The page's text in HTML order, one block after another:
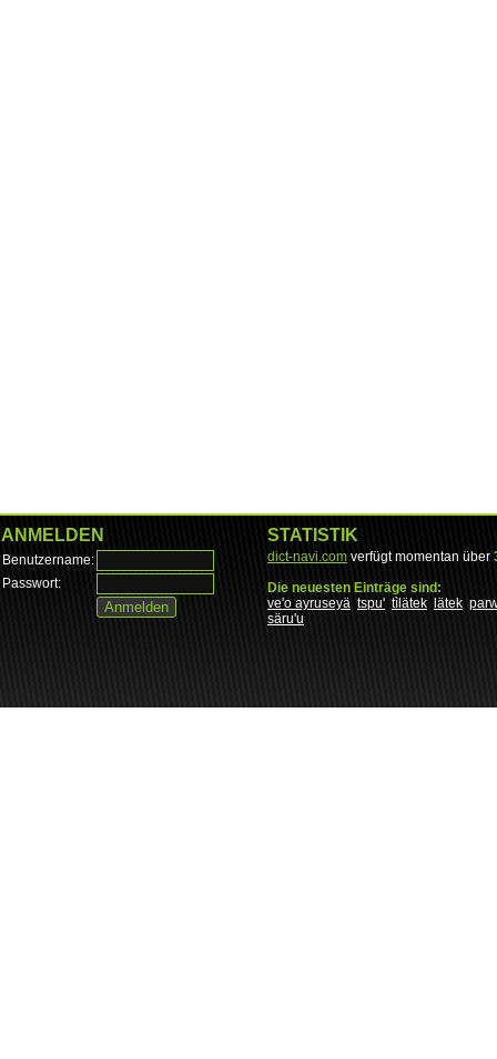
ANMELDEN
Benutzername:
Passwort:
STATISTIK
dict-navi.com verfügt momentan über
Die neuesten Einträge sind:
ve'o ayruseyä tspu' tìlätek lätek
säru'u